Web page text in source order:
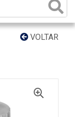
VOLTAR